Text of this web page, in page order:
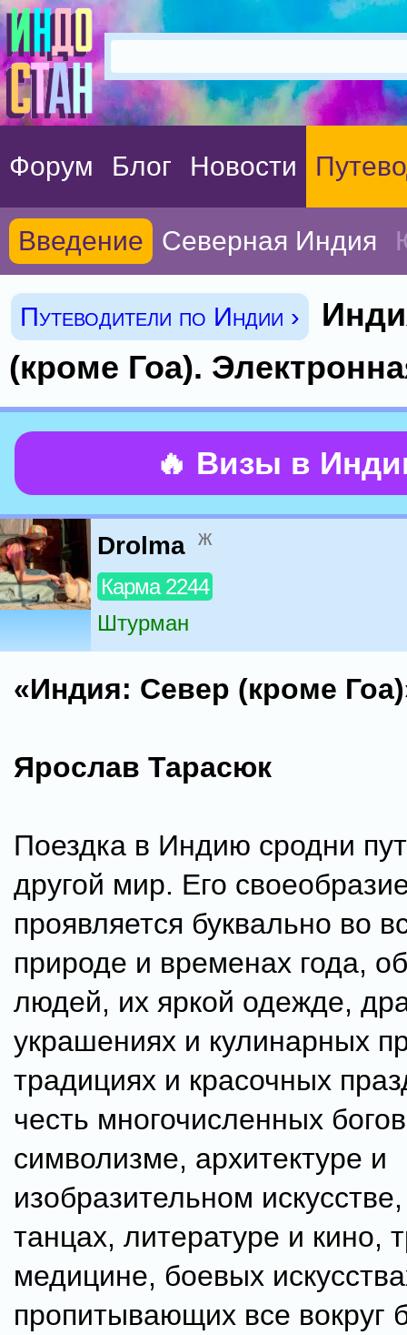
Форум Блог Новости
Введение Северная Индия
Путеводители по Индии ›
(кроме Гоа).
🔥 Визы в
Drolma ж
Карма 2244
Штурман
«Индия: Север (кроме
Ярослав Тарасюк
Поездка в Индию сродни
другой мир. Его
проявляется буквально во
природе и временах года,
людей, их яркой одежде,
украшениях и кулинарных
традициях и красочных
честь многочисленных
символизме, архитектуре и
изобразительном
танцах, литературе и кино,
медицине, боевых
пропитывающих все вокруг